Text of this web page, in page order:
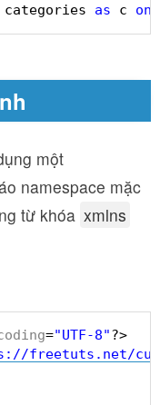
categories as c on
một
namespace mặc
từ khóa xmlns
="UTF-8"?>
freetuts.net/